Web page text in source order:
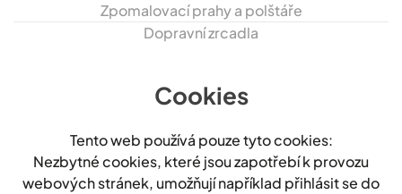
Zpomalovací prahy a polštáře
Dopravní zrcadla
Cookies
Tento web používá pouze tyto cookies:
Nezbytné cookies, které jsou zapotřebí k provozu
webových stránek, umožňují například přihlásit se do